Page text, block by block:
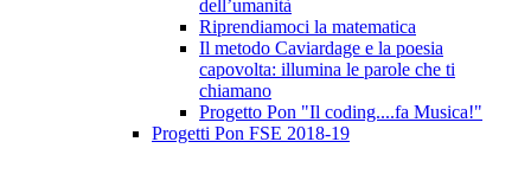
dell’umanità
Riprendiamoci la matematica
Il metodo Caviardage e la poesia
capovolta: illumina le parole che ti
chiamano
Progetto Pon "Il coding....fa Musica!"
Progetti Pon FSE 2018-19